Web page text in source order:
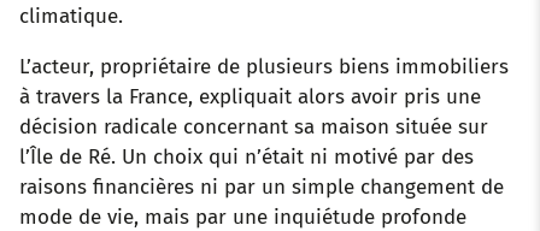
climatique.
L’acteur, propriétaire de plusieurs biens immobiliers
à travers la France, expliquait alors avoir pris une
décision radicale concernant sa maison située sur
l’Île de Ré. Un choix qui n’était ni motivé par des
raisons financières ni par un simple changement de
mode de vie, mais par une inquiétude profonde